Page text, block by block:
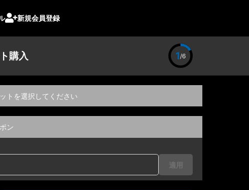
新規会員登録
購入 1/6
トを選択してください
ン
適用